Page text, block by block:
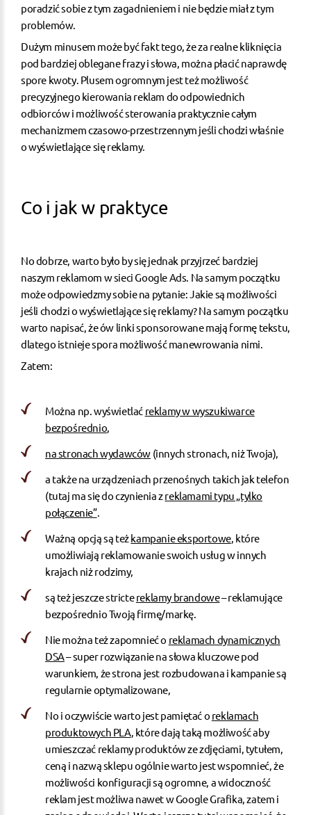
poradzić sobie z tym zagadnieniem i nie będzie miał z tym
problemów.
Dużym minusem może być fakt tego, że za realne kliknięcia
pod bardziej oblegane frazy i słowa, można płacić naprawdę
spore kwoty. Plusem ogromnym jest też możliwość
precyzyjnego kierowania reklam do odpowiednich
odbiorców i możliwość sterowania praktycznie całym
mechanizmem czasowo-przestrzennym jeśli chodzi właśnie
o wyświetlające się reklamy.
Co i jak w praktyce
No dobrze, warto było by się jednak przyjrzeć bardziej
naszym reklamom w sieci Google Ads. Na samym początku
może odpowiedzmy sobie na pytanie: Jakie są możliwości
jeśli chodzi o wyświetlające się reklamy? Na samym początku
warto napisać, że ów linki sponsorowane mają formę tekstu,
dlatego istnieje spora możliwość manewrowania nimi.
Zatem:
Można np. wyświetlać reklamy w wyszukiwarce
bezpośrednio
na stronach wydawców (innych stronach, niż Twoja),
a także na urządzeniach przenośnych takich jak telefon
(tutaj ma się do czynienia zreklamami typu „tylko
połączenie”.
Ważną opcją są teżkampanie eksportowe, które
umożliwiają reklamowanie swoich usług w innych
krajach niż rodzimy,
są też jeszcze strictereklamy brandowe– reklamujące
bezpośrednio Twoją firmę/markę.
Nie można też zapomnieć o reklamach dynamicznych
DSA– super rozwiązanie na słowa kluczowe pod
warunkiem, że strona jest rozbudowana i kampanie są
regularnie optymalizowane,
No i oczywiście warto jest pamiętać o reklamach
produktowych PLA , które dają taką możliwość aby
umieszczać reklamy produktów ze zdjęciami, tytułem,
ceną i nazwą sklepu ogólnie warto jest wspomnieć, że
możliwości konfiguracji są ogromne, a widoczność
reklam jest możliwa nawet w Google Grafika, zatem i